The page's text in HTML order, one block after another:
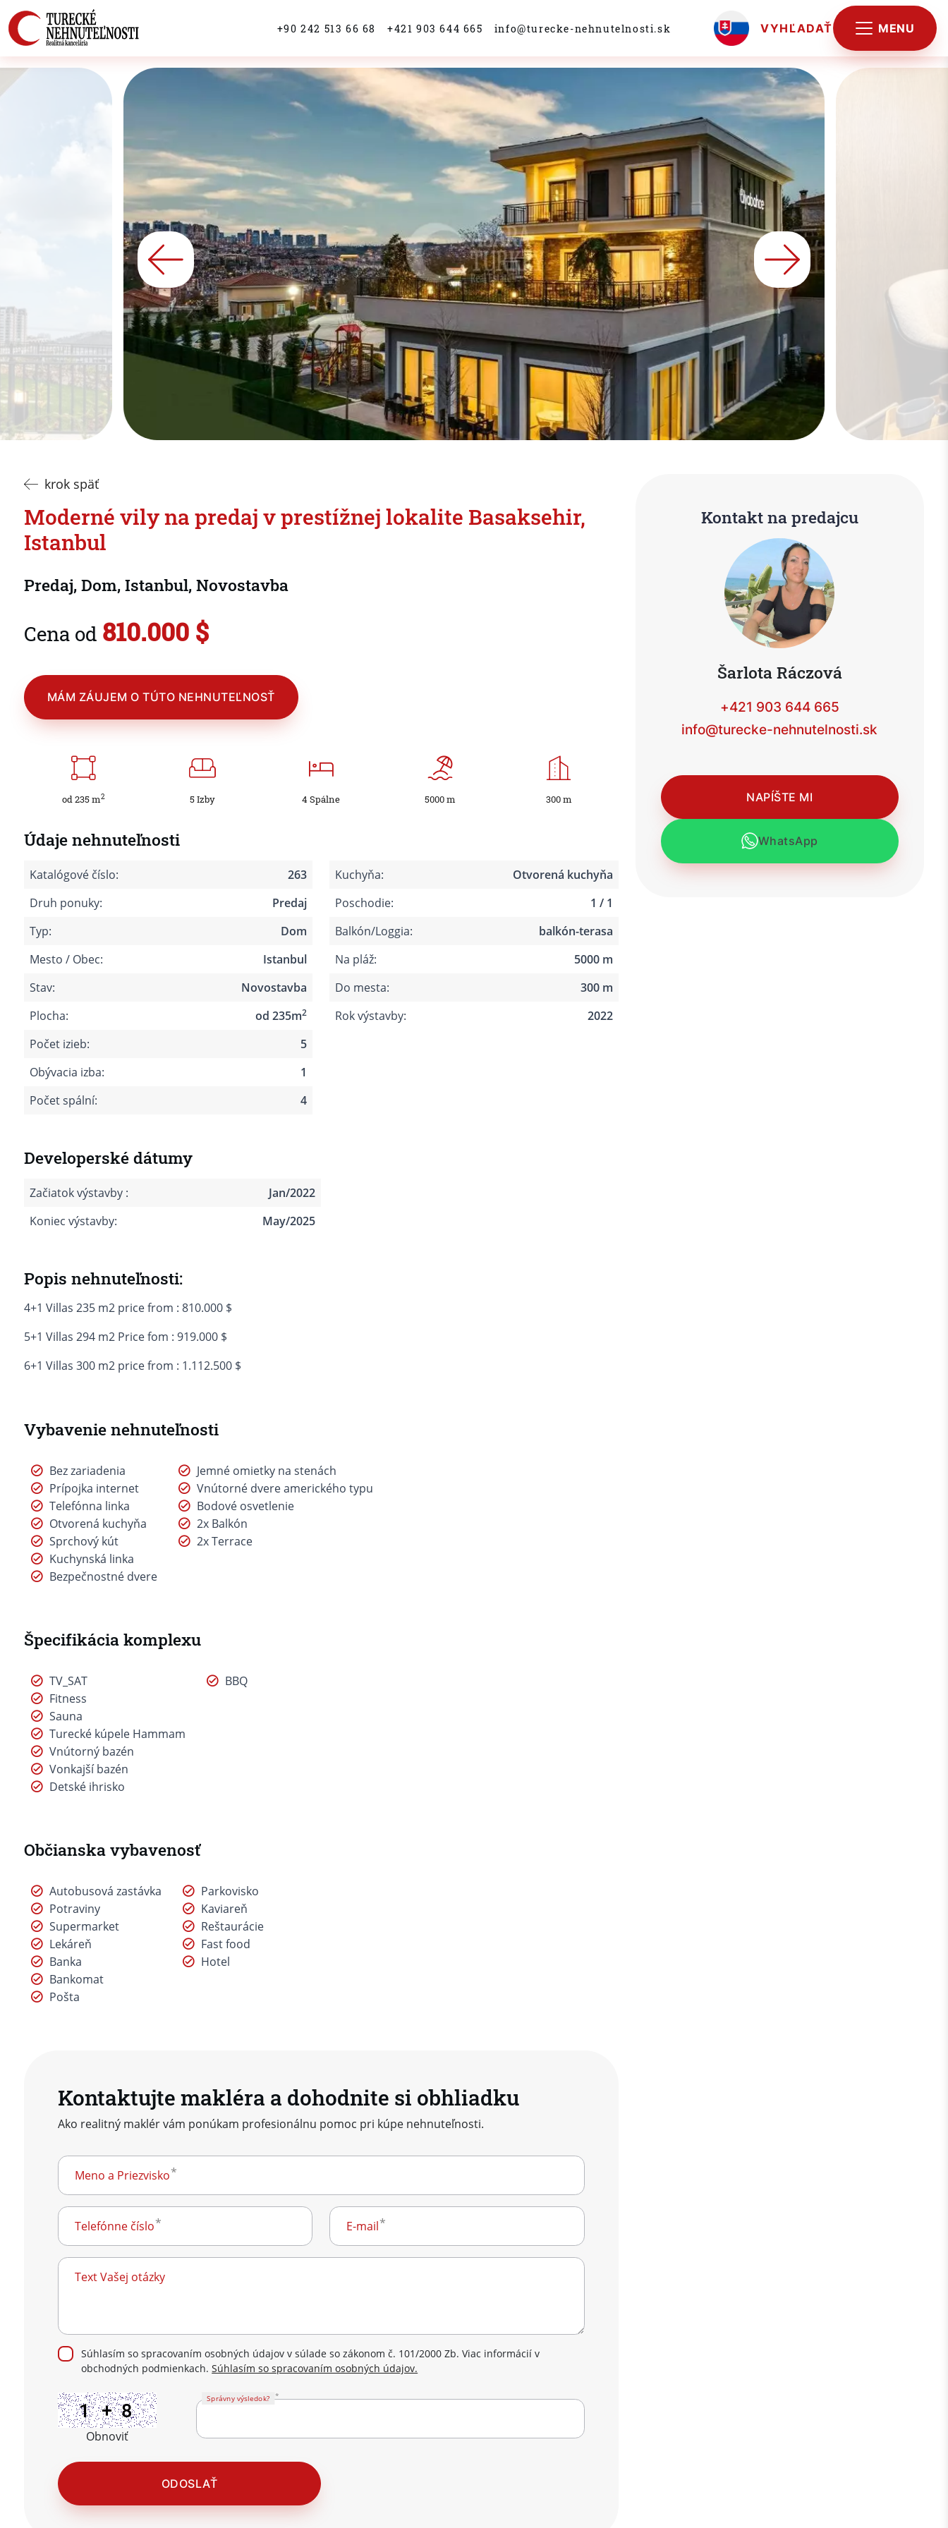
+90 242 513 66 68 +421 903 644 665 info@turecke-nehnutelnosti.sk VYHĽADAŤ MENU
krok späť
Moderné vily na predaj v prestížnej lokalite Basaksehir,
Istanbul
Predaj, Dom, Istanbul, Novostavba
Cena od 810.000 $
MÁM ZÁUJEM O TÚTO NEHNUTEĽNOSŤ
od 235 m2 5 Izby 4 Spálne 5000 m 300 m
Údaje nehnuteľnosti
Katalógové číslo:
263
Druh ponuky:
Predaj
Typ:
Dom
Mesto / Obec:
Istanbul
Stav:
Novostavba
Plocha:
od 235m2
Počet izieb:
5
Obývacia izba:
1
Počet spální:
4
Kuchyňa:
Otvorená kuchyňa
Poschodie:
1 / 1
Balkón/Loggia:
balkón-terasa
Na pláž:
5000 m
Do mesta:
300 m
Rok výstavby:
2022
Developerské dátumy
Začiatok výstavby :
Jan/2022
Koniec výstavby:
May/2025
Popis nehnuteľnosti:
4+1 Villas 235 m2 price from : 810.000 $
5+1 Villas 294 m2 Price fom : 919.000 $
6+1 Villas 300 m2 price from : 1.112.500 $
Vybavenie nehnuteľnosti
Bez zariadenia
Prípojka internet
Telefónna linka
Otvorená kuchyňa
Sprchový kút
Kuchynská linka
Bezpečnostné dvere
Jemné omietky na stenách
Vnútorné dvere amerického typu
Bodové osvetlenie
2x Balkón
2x Terrace
Špecifikácia komplexu
TV_SAT
Fitness
Sauna
Turecké kúpele Hammam
Vnútorný bazén
Vonkajší bazén
Detské ihrisko
BBQ
Občianska vybavenosť
Autobusová zastávka
Potraviny
Supermarket
Lekáreň
Banka
Bankomat
Pošta
Parkovisko
Kaviareň
Reštaurácie
Fast food
Hotel
Kontaktujte makléra a dohodnite si obhliadku
Ako realitný maklér vám ponúkam profesionálnu pomoc pri kúpe nehnuteľnosti.
Meno a Priezvisko
Telefónne číslo E-mail
Text Vašej otázky
Súhlasím so spracovaním osobných údajov v súlade so zákonom č. 101/2000 Zb. Viac informácií v
obchodných podmienkach.Súhlasím so spracovaním osobných údajov.
Obnoviť
Správny výsledok?
Kontakt na predajcu
Šarlota Ráczová
+421 903 644 665
info@turecke-nehnutelnosti.sk
NAPÍŠTE MI
WhatsApp